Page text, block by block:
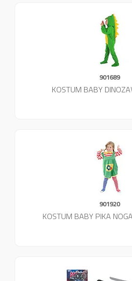
901689
KOSTUM BABY
901920
KOSTUM BABY PIKA